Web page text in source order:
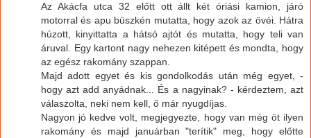
Az Akácfa utca 32 előtt ott állt két óriási kamion, járó
motorral és apu büszkén mutatta, hogy azok az övéi. Hátra
húzott, kinyittatta a hátsó ajtót és mutatta, hogy teli van
áruval. Egy kartont nagy nehezen kitépett és mondta, hogy
az egész rakomány szappan.
Majd adott egyet és kis gondolkodás után még egyet, -
hogy azt add anyádnak... És a nagyinak? - kérdeztem, azt
válaszolta, neki nem kell, ő már nyugdíjas.
Nagyon jó kedve volt, megjegyezte, hogy van még öt ilyen
rakomány és majd januárban "terítik" meg, hogy előtte